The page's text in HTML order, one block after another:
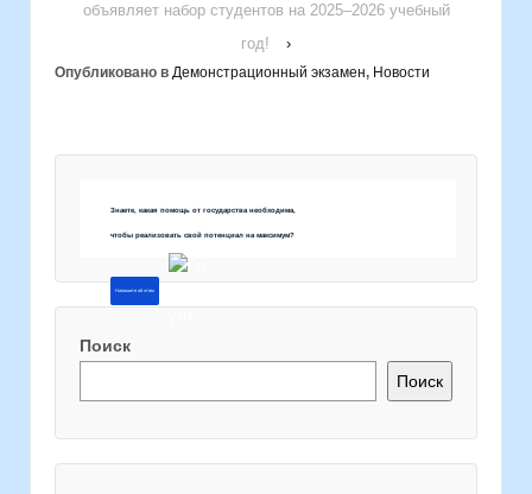
объявляет набор студентов на 2025–2026 учебный
год!
›
Опубликовано в Демонстрационный экзамен, Новости
Знаете, какая помощь от государства необходима,
чтобы реализовать свой потенциал на максимум?
Напишите об этом
Поиск
Поиск